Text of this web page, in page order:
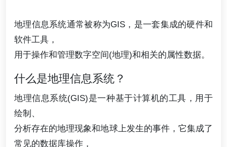
地理信息系统通常被称为GIS，是一套集成的硬件和
软件工具，
用于操作和管理数字空间(地理)和相关的属性数据。
什么是地理信息系统？
地理信息系统(GIS)是一种基于计算机的工具，用于
绘制、
分析存在的地理现象和地球上发生的事件，它集成了
常见的数据库操作，